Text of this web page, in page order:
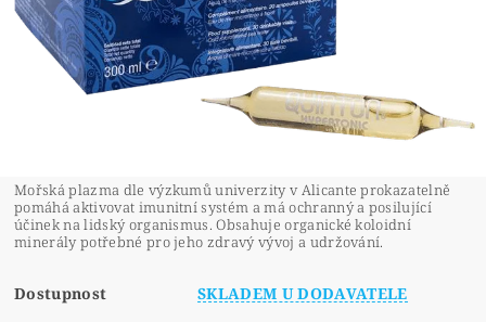
Mořská plazma dle výzkumů univerzity v Alicante prokazatelně
pomáhá aktivovat imunitní systém a má ochranný a posilující
účinek na lidský organismus. Obsahuje organické koloidní
minerály potřebné pro jeho zdravý vývoj a udržování.
Dostupnost SKLADEM U DODAVATELE